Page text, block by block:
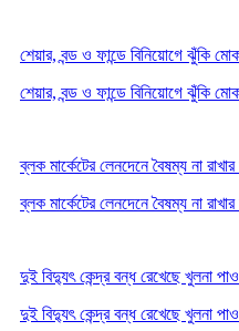
শেয়ার, বন্ড ও ফান্ডে বিনিয়োগে ঝুঁকি
শেয়ার, বন্ড ও ফান্ডে বিনিয়োগে ঝুঁকি
ব্লক মার্কেটের লেনদেনে বৈষম্য না
ব্লক মার্কেটের লেনদেনে বৈষম্য না
দুই বিদ্যুৎ কেন্দ্র বন্ধ রেখেছে খুলনা
দুই বিদ্যুৎ কেন্দ্র বন্ধ রেখেছে খুলনা